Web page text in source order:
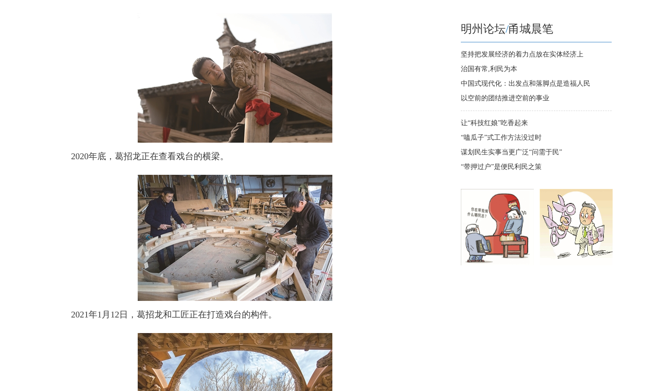
2020年底，葛招龙正在查看戏台的横梁。
2021年1月12日，葛招龙和工匠正在打造戏台的构件。
明州论坛/甬城晨笔
坚持把发展经济的着力点放在实体经济上
治国有常,利民为本
中国式现代化：出发点和落脚点是造福人民
以空前的团结推进空前的事业
让“科技红娘”吃香起来
“嗑瓜子”式工作方法没过时
谋划民生实事当更广泛“问需于民”
“带押过户”是便民利民之策